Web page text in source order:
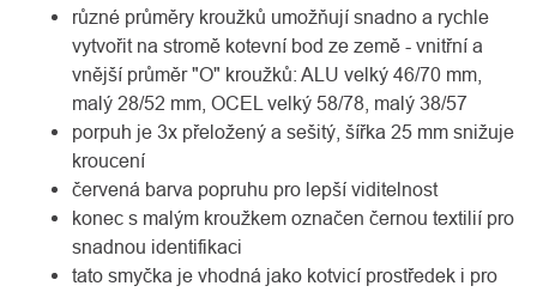
různé průměry kroužků umožňují snadno a rychle
vytvořit na stromě kotevní bod ze země - vnitřní a
vnější průměr "O" kroužků: ALU velký 46/70 mm,
malý 28/52 mm, OCEL velký 58/78, malý 38/57
porpuh je 3x přeložený a sešitý, šířka 25 mm snižuje
kroucení
červená barva popruhu pro lepší viditelnost
konec s malým kroužkem označen černou textilií pro
snadnou identifikaci
tato smyčka je vhodná jako kotvicí prostředek i pro